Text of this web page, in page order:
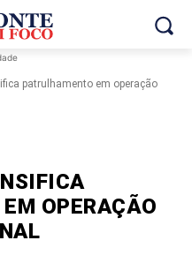
patrulhamento em operação
OPERAÇÃO